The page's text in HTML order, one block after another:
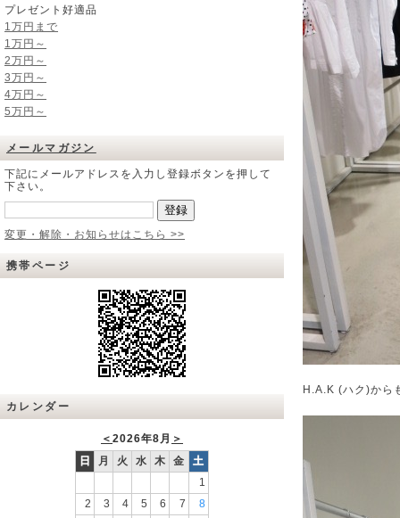
プレゼント好適品
1万円まで
1万円～
2万円～
3万円～
4万円～
5万円～
メールマガジン
下記にメールアドレスを入力し登録ボタンを押して
下さい。
変更・解除・お知らせはこちら >>
携帯ページ
カレンダー
＜ 2026年8月 ＞
日
月 火 水 木 金
土
1
2
3 4 5 6 7
8
H.A.K (ハク)から